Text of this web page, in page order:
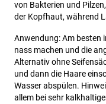
von Bakterien und
der Kopfhaut, während
Anwendung: Am besten
nass machen und die
Alternativ ohne
und dann die Haare
Wasser abspülen.
allem bei sehr